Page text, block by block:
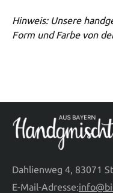
Hinweis: Unsere
Form und Farbe von
Dahlienweg 4, 83071
E-Mail-Adresse: